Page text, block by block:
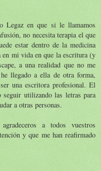
Legaz en que si le llamamos
no necesita terapia el que
estar dentro de la medicina
en mi vida en que la escritura (y
a una realidad que no me
llegado a ella de otra forma,
una escritora profesional. El
seguir utilizando las letras para
a otras personas.
a todos vuestros
y que me han reafirmado